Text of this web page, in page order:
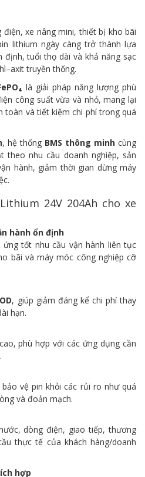
xe nâng mini, thiết bị kho bãi
lithium ngày càng trở thành lựa
tuổi thọ dài và khả năng sạc
truyền thống.
là giải pháp năng lượng phù
công suất vừa và nhỏ, mang lại
toàn và tiết kiệm chi phí trong quá
, hệ thống BMS thông minh cùng
theo nhu cầu doanh nghiệp, sản
hành, giảm thời gian dừng máy
24V 204Ah cho xe
hành ổn định
ứng tốt nhu cầu vận hành liên tục
bãi và máy móc công nghiệp cỡ
, giúp giảm đáng kể chi phí thay
hạn.
phù hợp với các ứng dụng cần
bảo vệ pin khỏi các rủi ro như quá
và đoản mạch.
dòng điện, giao tiếp, thương
thực tế của khách hàng/doanh
hợp